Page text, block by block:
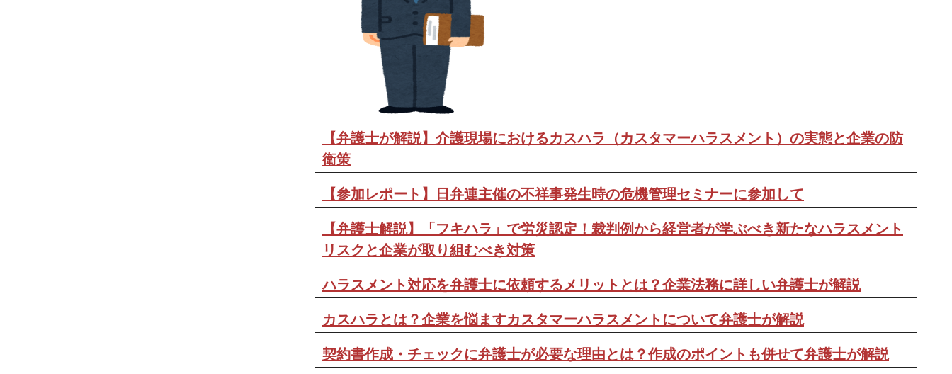
【弁護士が解説】介護現場におけるカスハラ（カスタマーハラスメント）の実態と企業の防
衛策
【参加レポート】日弁連主催の不祥事発生時の危機管理セミナーに参加して
【弁護士解説】「フキハラ」で労災認定！裁判例から経営者が学ぶべき新たなハラスメント
リスクと企業が取り組むべき対策
ハラスメント対応を弁護士に依頼するメリットとは？企業法務に詳しい弁護士が解説
カスハラとは？企業を悩ますカスタマーハラスメントについて弁護士が解説
契約書作成・チェックに弁護士が必要な理由とは？作成のポイントも併せて弁護士が解説